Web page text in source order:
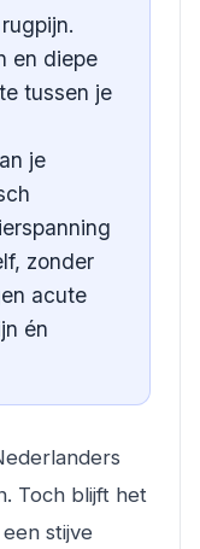
en diepe
tussen je
je
zonder
acute
én
Toch blijft het
stijve